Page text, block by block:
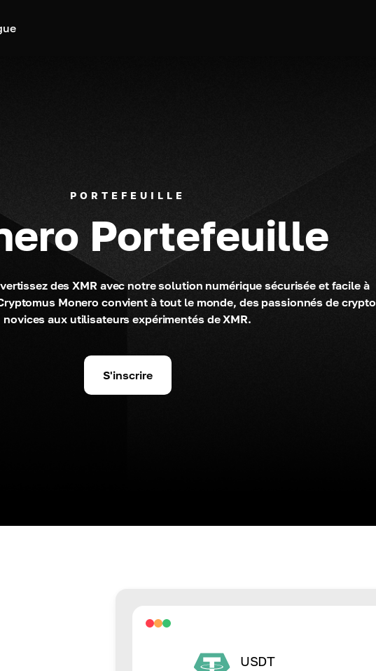
PORTEFEUILLE
Portefeuille
des XMR avec notre solution numérique sécurisée et facile à
Monero convient à tout le monde, des passionnés de crypto
novices aux utilisateurs expérimentés de XMR.
S'inscrire
USDT